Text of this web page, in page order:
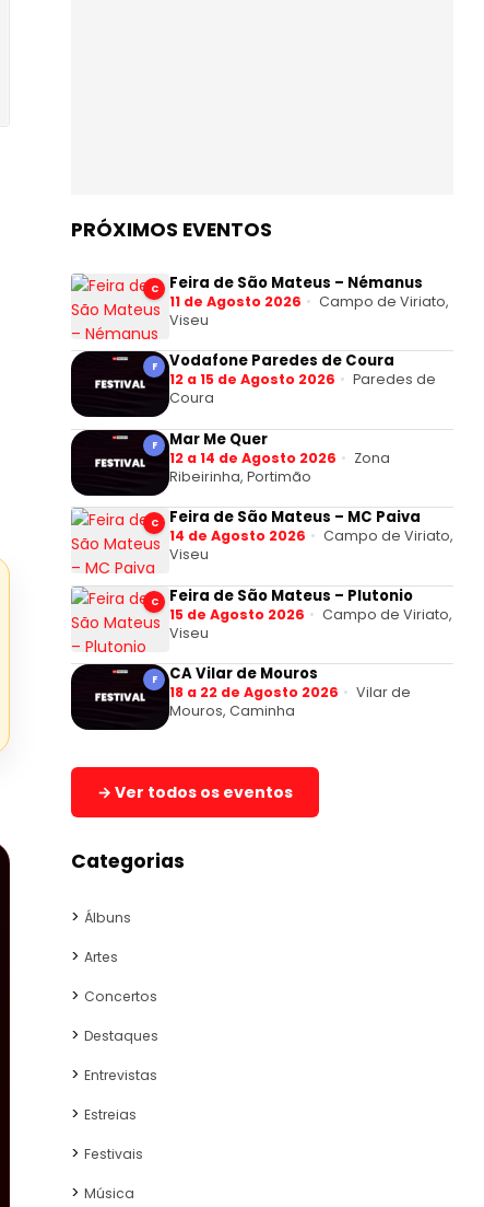
PRÓXIMOS EVENTOS
C Feira de São Mateus – Némanus
11 de Agosto 2026
Campo de Viriato,
Viseu
F Vodafone Paredes de Coura
12 a 15 de Agosto 2026
Paredes de
Coura
F Mar Me Quer
12 a 14 de Agosto 2026
Zona
Ribeirinha, Portimão
C Feira de São Mateus – MC Paiva
14 de Agosto 2026
Campo de Viriato,
Viseu
C Feira de São Mateus – Plutonio
15 de Agosto 2026
Campo de Viriato,
Viseu
F CA Vilar de Mouros
18 a 22 de Agosto 2026
Vilar de
Mouros, Caminha
→ Ver todos os eventos
Categorias
Álbuns
Artes
Concertos
Destaques
Entrevistas
Estreias
Festivais
Música